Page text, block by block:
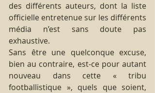
des différents auteurs, dont la liste
officielle entretenue sur les différents
média n’est sans doute pas
exhaustive.
Sans être une quelconque excuse,
bien au contraire, est-ce pour autant
nouveau dans cette « tribu
footballistique », quels que soient,